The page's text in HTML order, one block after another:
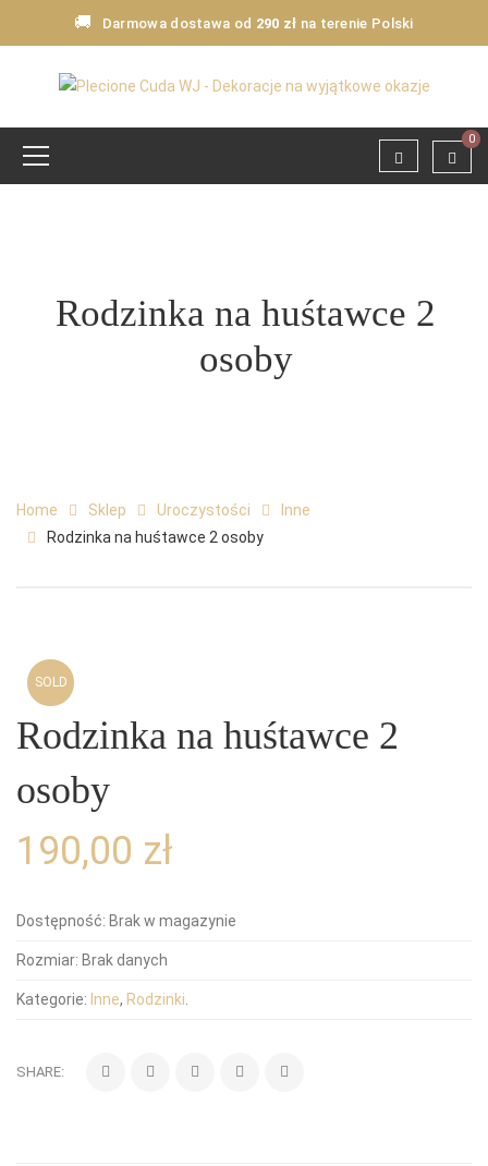
🚚 Darmowa dostawa od 290 zł na terenie Polski
0
Rodzinka na huśtawce 2
osoby
Home Sklep Uroczystości
Inne
Rodzinka na huśtawce 2 osoby
SOLD
Rodzinka na huśtawce 2
osoby
190,00 zł
Dostępność: Brak w magazynie
Rozmiar: Brak danych
Kategorie: Inne, Rodzinki
SHARE: